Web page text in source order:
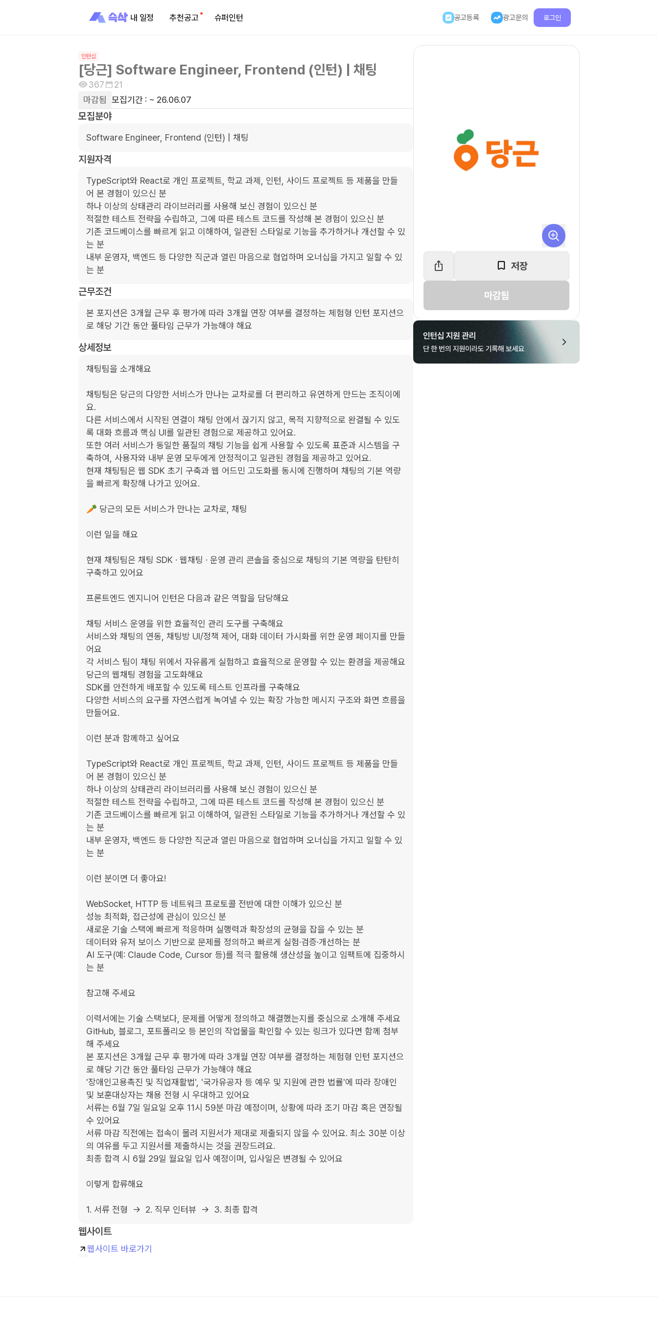
내 일정 추천공고 슈퍼인턴 공고등록 광고문의 로그인
인턴십
[당근] Software Engineer, Frontend (인턴) | 채팅
367
21
마감됨 모집기간 : ~ 26.06.07
모집분야
Software Engineer, Frontend (인턴) | 채팅
지원자격
TypeScript와 React로 개인 프로젝트, 학교 과제, 인턴, 사이드 프로젝트 등 제품을 만들
어 본 경험이 있으신 분
하나 이상의 상태관리 라이브러리를 사용해 보신 경험이 있으신 분
적절한 테스트 전략을 수립하고, 그에 따른 테스트 코드를 작성해 본 경험이 있으신 분
기존 코드베이스를 빠르게 읽고 이해하여, 일관된 스타일로 기능을 추가하거나 개선할 수 있
는 분
내부 운영자, 백엔드 등 다양한 직군과 열린 마음으로 협업하며 오너십을 가지고 일할 수 있
는 분
근무조건
본 포지션은 3개월 근무 후 평가에 따라 3개월 연장 여부를 결정하는 체험형 인턴 포지션으
로 해당 기간 동안 풀타임 근무가 가능해야 해요
상세정보
채팅팀을 소개해요
채팅팀은 당근의 다양한 서비스가 만나는 교차로를 더 편리하고 유연하게 만드는 조직이에
요.
다른 서비스에서 시작된 연결이 채팅 안에서 끊기지 않고, 목적 지향적으로 완결될 수 있도
록 대화 흐름과 핵심 UI를 일관된 경험으로 제공하고 있어요.
또한 여러 서비스가 동일한 품질의 채팅 기능을 쉽게 사용할 수 있도록 표준과 시스템을 구
축하여, 사용자와 내부 운영 모두에게 안정적이고 일관된 경험을 제공하고 있어요.
현재 채팅팀은 웹 SDK 초기 구축과 웹 어드민 고도화를 동시에 진행하며 채팅의 기본 역량
을 빠르게 확장해 나가고 있어요.
🥕 당근의 모든 서비스가 만나는 교차로, 채팅
이런 일을 해요
현재 채팅팀은 채팅 SDK · 웹채팅 · 운영 관리 콘솔을 중심으로 채팅의 기본 역량을 탄탄히
구축하고 있어요
프론트엔드 엔지니어 인턴은 다음과 같은 역할을 담당해요
채팅 서비스 운영을 위한 효율적인 관리 도구를 구축해요
서비스와 채팅의 연동, 채팅방 UI/정책 제어, 대화 데이터 가시화를 위한 운영 페이지를 만들
어요
각 서비스 팀이 채팅 위에서 자유롭게 실험하고 효율적으로 운영할 수 있는 환경을 제공해요
당근의 웹채팅 경험을 고도화해요
SDK를 안전하게 배포할 수 있도록 테스트 인프라를 구축해요
다양한 서비스의 요구를 자연스럽게 녹여낼 수 있는 확장 가능한 메시지 구조와 화면 흐름을
만들어요.
이런 분과 함께하고 싶어요
TypeScript와 React로 개인 프로젝트, 학교 과제, 인턴, 사이드 프로젝트 등 제품을 만들
어 본 경험이 있으신 분
하나 이상의 상태관리 라이브러리를 사용해 보신 경험이 있으신 분
적절한 테스트 전략을 수립하고, 그에 따른 테스트 코드를 작성해 본 경험이 있으신 분
기존 코드베이스를 빠르게 읽고 이해하여, 일관된 스타일로 기능을 추가하거나 개선할 수 있
는 분
내부 운영자, 백엔드 등 다양한 직군과 열린 마음으로 협업하며 오너십을 가지고 일할 수 있
는 분
이런 분이면 더 좋아요!
WebSocket, HTTP 등 네트워크 프로토콜 전반에 대한 이해가 있으신 분
성능 최적화, 접근성에 관심이 있으신 분
새로운 기술 스택에 빠르게 적응하며 실행력과 확장성의 균형을 잡을 수 있는 분
데이터와 유저 보이스 기반으로 문제를 정의하고 빠르게 실험·검증·개선하는 분
AI 도구(예: Claude Code, Cursor 등)를 적극 활용해 생산성을 높이고 임팩트에 집중하시
는 분
참고해 주세요
이력서에는 기술 스택보다, 문제를 어떻게 정의하고 해결했는지를 중심으로 소개해 주세요
GitHub, 블로그, 포트폴리오 등 본인의 작업물을 확인할 수 있는 링크가 있다면 함께 첨부
해 주세요
본 포지션은 3개월 근무 후 평가에 따라 3개월 연장 여부를 결정하는 체험형 인턴 포지션으
로 해당 기간 동안 풀타임 근무가 가능해야 해요
'장애인고용촉진 및 직업재활법', '국가유공자 등 예우 및 지원에 관한 법률'에 따라 장애인
및 보훈대상자는 채용 전형 시 우대하고 있어요
서류는 6월 7일 일요일 오후 11시 59분 마감 예정이며, 상황에 따라 조기 마감 혹은 연장될
수 있어요
서류 마감 직전에는 접속이 몰려 지원서가 제대로 제출되지 않을 수 있어요. 최소 30분 이상
의 여유를 두고 지원서를 제출하시는 것을 권장드려요.
최종 합격 시 6월 29일 월요일 입사 예정이며, 입사일은 변경될 수 있어요
이렇게 합류해요
1. 서류 전형  →  2. 직무 인터뷰  →  3. 최종 합격
웹사이트
웹사이트 바로가기
저장
마감됨